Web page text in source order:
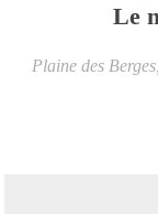
Le
Plaine des